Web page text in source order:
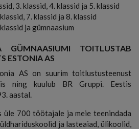
3. klassid, 4. klassid ja 5. klassid
7. klassid ja 8. klassid
ja gümnaasium
GÜMNAASIUMI TOITLUSTAB
ESTONIA AS
AS on suurim toitlustusteenust
ning kuulub BR Gruppi. Eestis
aastal.
üle 700 töötajale ja meie teenindada
ja lasteaiad, ülikoolid,